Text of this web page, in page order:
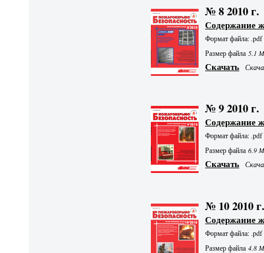
№ 8 2010 г.
Содержание
Формат файла: .pdf
Размер файла 5.1
Скачать
№ 9 2010 г.
Содержание
Формат файла: .pdf
Размер файла6.9
Скачать
№ 10 2010
Содержание
Формат файла: .pdf
Размер файла4.8